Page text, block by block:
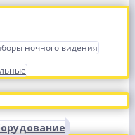
ночного видения